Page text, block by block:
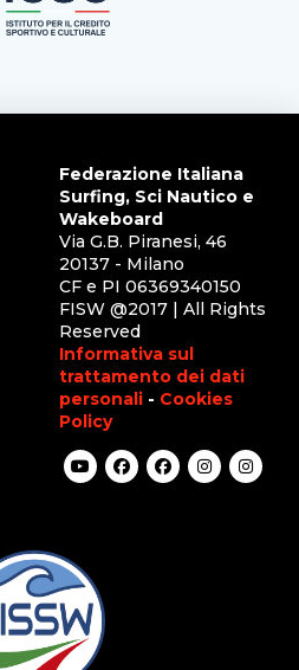
Federazione Italiana
Surfing, Sci Nautico e
Wakeboard
Via G.B. Piranesi, 46
20137 - Milano
CF e PI 06369340150
FISW @2017 | All Rights
Reserved
Informativa sul
trattamento dei dati
personali - Cookies
Policy